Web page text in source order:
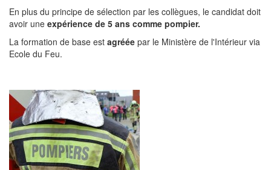
En plus du principe de sélection par les collègues, le candidat doit
avoir une expérience de 5 ans comme pompier.
La formation de base est agréée par le Ministère de l'Intérieur via
Ecole du Feu.